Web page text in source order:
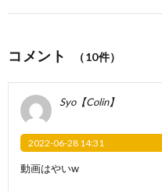
コメント （10件）
Syo【Colin】
2022-06-28 14:31
動画はやいw